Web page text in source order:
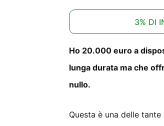
3% DI
Ho 20.000 euro a
lunga durata ma che
nullo.
Questa è una delle